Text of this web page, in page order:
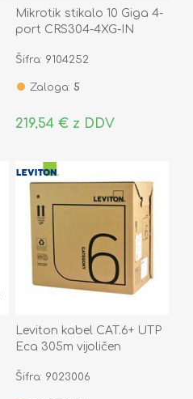
Mikrotik stikalo 10 Giga 4-
port CRS304-4XG-IN
Šifra: 9104252
Zaloga: 5
219,54 € z DDV
Leviton kabel CAT.6+ UTP
Eca 305m vijoličen
Šifra: 9023006